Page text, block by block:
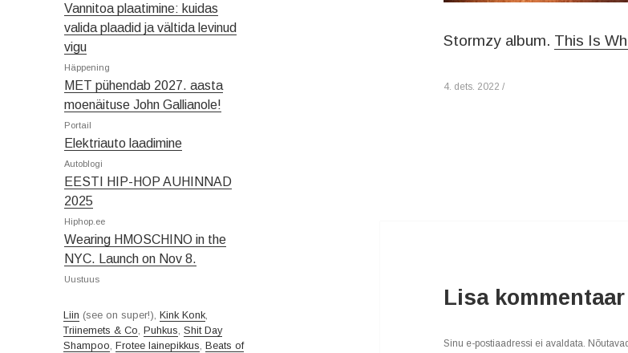
Vannitoa plaatimine: kuidas
valida plaadid ja vältida levinud
vigu
Häppening
MET pühendab 2027. aasta
moenäituse John Gallianole!
Portail
Elektriauto laadimine
Autoblogi
EESTI HIP-HOP AUHINNAD
2025
Hiphop.ee
Wearing HMOSCHINO in the
NYC. Launch on Nov 8.
Uustuus
Liin (see on super!),Kink Konk
Triinemets & Co ,Puhkus ,Shit Day
Shampoo ,Frotee lainepikkus ,Beats of
Stormzy album. This Is
4. dets. 2022 /
Lisa kommentaar
Sinu e-postiaadressi ei avaldata.